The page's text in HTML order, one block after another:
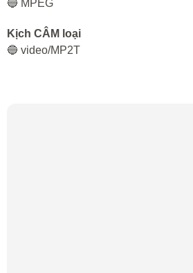
🔵 MPEG
Kịch CÂM loại
🔵 video/MP2T